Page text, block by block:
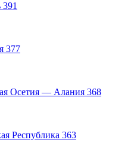
391
377
Осетия — Алания 368
Республика 363